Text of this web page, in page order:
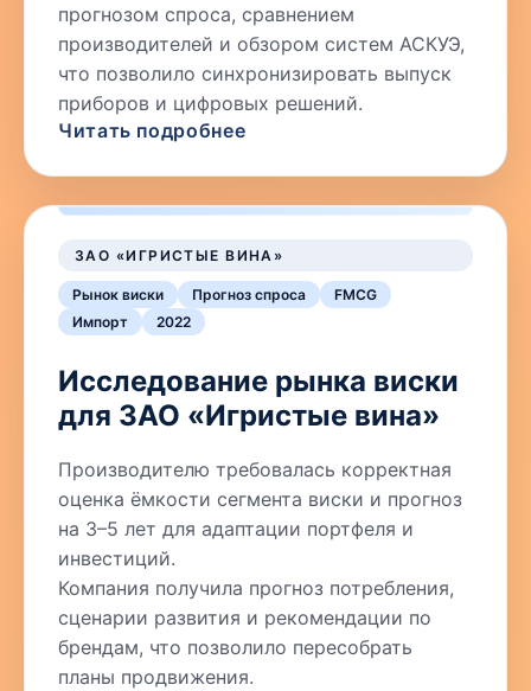
прогнозом спроса, сравнением
производителей и обзором систем АСКУЭ,
что позволило синхронизировать выпуск
приборов и цифровых решений.
Читать подробнее
ЗАО «ИГРИСТЫЕ ВИНА»
Рынок виски Прогноз спроса
FMCG
Импорт
2022
Исследование рынка виски
для ЗАО «Игристые вина»
Производителю требовалась корректная
оценка ёмкости сегмента виски и прогноз
на 3–5 лет для адаптации портфеля и
инвестиций.
Компания получила прогноз потребления,
сценарии развития и рекомендации по
брендам, что позволило пересобрать
планы продвижения.